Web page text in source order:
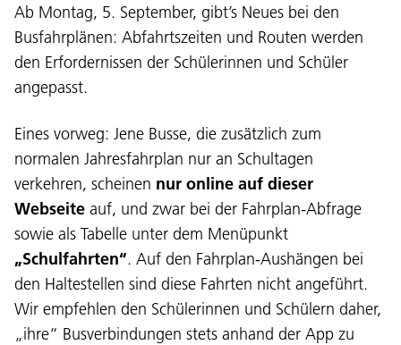
Ab Montag, 5. September, gibt’s Neues bei den
Busfahrplänen: Abfahrtszeiten und Routen werden
den Erfordernissen der Schülerinnen und Schüler
angepasst.
Eines vorweg: Jene Busse, die zusätzlich zum
normalen Jahresfahrplan nur an Schultagen
verkehren, scheinen nur online auf dieser
Webseite auf, und zwar bei der Fahrplan-Abfrage
sowie als Tabelle unter dem Menüpunkt
„Schulfahrten“. Auf den Fahrplan-Aushängen bei
den Haltestellen sind diese Fahrten nicht angeführt.
Wir empfehlen den Schülerinnen und Schülern daher,
„ihre“ Busverbindungen stets anhand der App zu